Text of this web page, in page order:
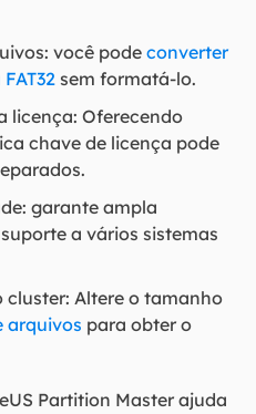
você pode converter
sem formatá-lo.
licença: Oferecendo
chave de licença pode
garante ampla
a vários sistemas
Altere o tamanho
arquivos para obter o
Partition Master ajuda